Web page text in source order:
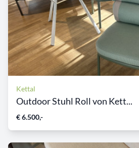
Kettal
Outdoor Stuhl Roll von Kett...
€ 6.500,-